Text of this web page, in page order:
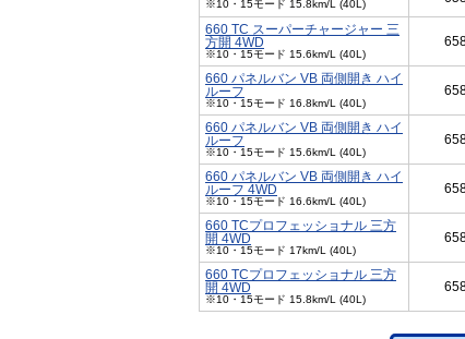
※10・15モード 15.8km/L (40L)
660 TC スーパーチャージャー 三
方開 4WD
※10・15モード 15.6km/L (40L)
660 パネルバン VB 両側開き ハイ
ルーフ
※10・15モード 16.8km/L (40L)
660 パネルバン VB 両側開き ハイ
ルーフ
※10・15モード 15.6km/L (40L)
660 パネルバン VB 両側開き ハイ
ルーフ 4WD
※10・15モード 16.6km/L (40L)
660 TCプロフェッショナル 三方
開 4WD
※10・15モード 17km/L (40L)
660 TCプロフェッショナル 三方
開 4WD
※10・15モード 15.8km/L (40L)